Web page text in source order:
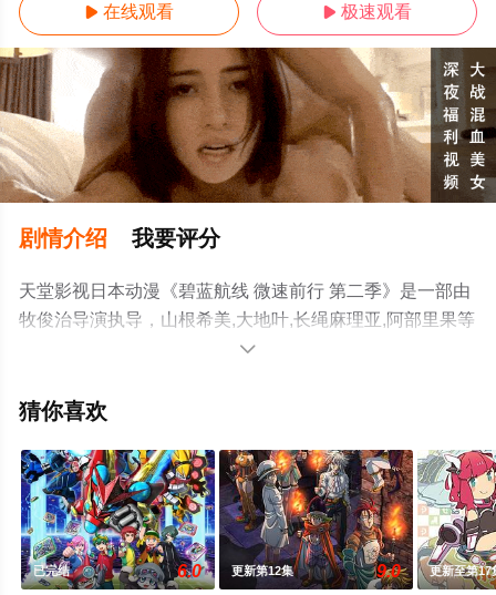
 在线观看  极速观看
剧情介绍 我要评分
天堂影视日本动漫《碧蓝航线 微速前行 第二季》是一部由
牧俊治导演执导，山根希美,大地叶,长绳麻理亚,阿部里果等
演员精彩演绎的日本动漫，手机免费观看高清未删减完整
动漫、电视猫或剧情网等平台了解。

猜你喜欢
已完结 6.0 更新第12集 9.0 更新至第17